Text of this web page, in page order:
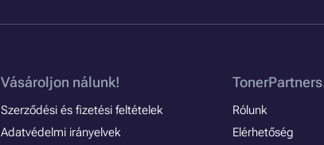
Vásároljon nálunk!
Szerződési és fizetési feltételek
Adatvédelmi irányelvek
Rólunk
Elérhetőség